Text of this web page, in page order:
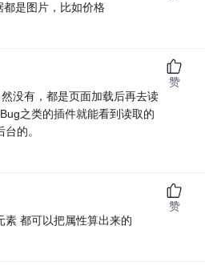
是图片，比如价格
没有，都是页面加载后再去读
之类的插件就能看到读取的
的。
赞
素 都可以把属性算出来的
赞